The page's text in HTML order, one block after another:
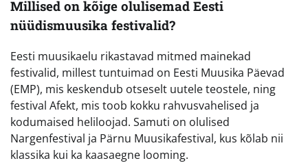
Millised on kõige olulisemad Eesti
nüüdismuusika festivalid?
Eesti muusikaelu rikastavad mitmed mainekad
festivalid, millest tuntuimad on Eesti Muusika Päevad
(EMP), mis keskendub otseselt uutele teostele, ning
festival Afekt, mis toob kokku rahvusvahelised ja
kodumaised heliloojad. Samuti on olulised
Nargenfestival ja Pärnu Muusikafestival, kus kõlab nii
klassika kui ka kaasaegne looming.